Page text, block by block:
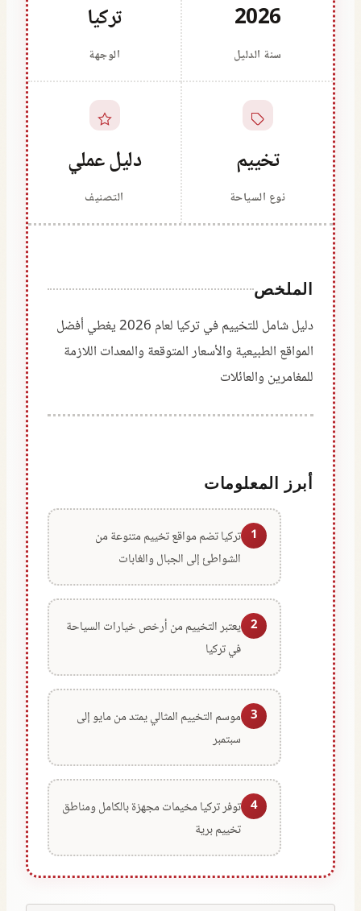
2026
سنة الدليل
تركيا
الوجهة
تخييم
نوع السياحة
دليل عملي
التصنيف
الملخص
دليل شامل للتخييم في تركيا لعام 2026 يغطي أفضل
المواقع الطبيعية والأسعار المتوقعة والمعدات اللازمة
للمغامرين والعائلات
أبرز المعلومات
1 تركيا تضم مواقع تخييم متنوعة من
الشواطئ إلى الجبال والغابات
2 يعتبر التخييم من أرخص خيارات السياحة
في تركيا
3 موسم التخييم المثالي يمتد من مايو إلى
سبتمبر
4 توفر تركيا مخيمات مجهزة بالكامل ومناطق
تخييم برية